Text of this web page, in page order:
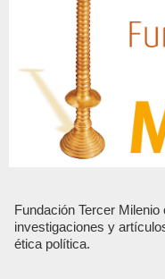
Fundación Tercer
investigaciones y
ética política.